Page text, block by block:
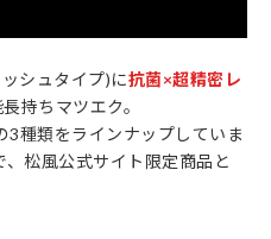
シュタイプ)に抗菌×超精密レ
持ちマツエク。
種類をラインナップしていま
松風公式サイト限定商品と